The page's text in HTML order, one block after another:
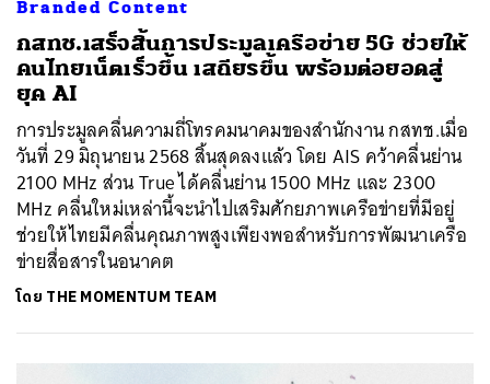
Branded Content
กสทช.เสร็จสิ้นการประมูลเครือข่าย 5G ช่วยให้
คนไทยเน็ตเร็วขึ้น เสถียรขึ้น พร้อมต่อยอดสู่
ยุค AI
การประมูลคลื่นความถี่โทรคมนาคมของสำนักงาน กสทช.เมื่อ
วันที่ 29 มิถุนายน 2568 สิ้นสุดลงแล้ว โดย AIS คว้าคลื่นย่าน
2100 MHz ส่วน True ได้คลื่นย่าน 1500 MHz และ 2300
MHz คลื่นใหม่เหล่านี้จะนำไปเสริมศักยภาพเครือข่ายที่มีอยู่
ช่วยให้ไทยมีคลื่นคุณภาพสูงเพียงพอสำหรับการพัฒนาเครือ
ข่ายสื่อสารในอนาคต
โดย THE MOMENTUM TEAM